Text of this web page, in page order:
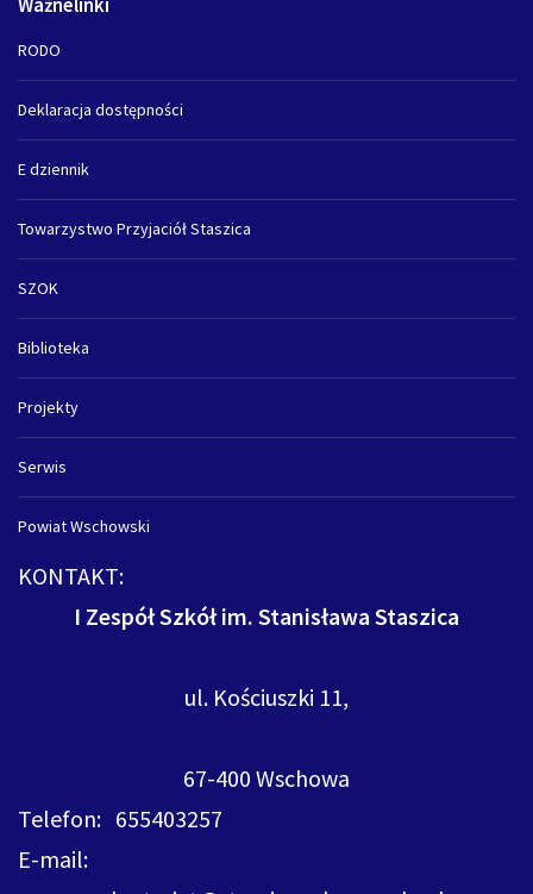
RODO
Deklaracja dostępności
E dziennik
Towarzystwo Przyjaciół Staszica
SZOK
Biblioteka
Projekty
Serwis
Powiat Wschowski
KONTAKT:
I Zespół Szkół im. Stanisława Staszica
ul. Kościuszki 11,
67-400 Wschowa
Telefon: 655403257
E-mail: